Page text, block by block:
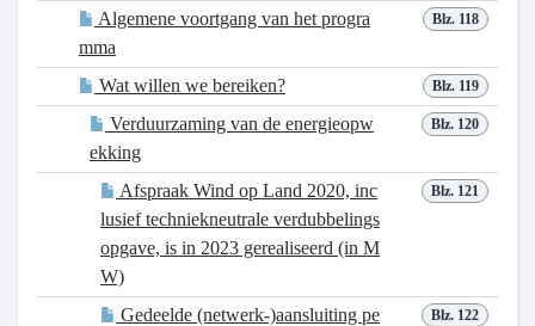
Blz. 118
Algemene voortgang van het progra
mma
Blz. 119
Wat willen we bereiken?
Blz. 120
Verduurzaming van de energieopw
ekking
Blz. 121
Afspraak Wind op Land 2020, inc
lusief techniekneutrale verdubbelings
opgave, is in 2023 gerealiseerd (in M
W)
Blz. 122
Gedeelde (netwerk-)aansluiting pe